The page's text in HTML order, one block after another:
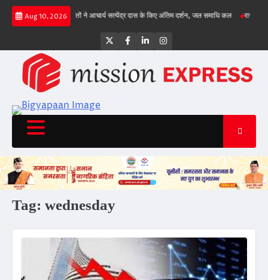
Skip
Aug 10, 2026
क्रीज पर संतों ने आचार्य सत्येंद्र दास के किए अंतिम दर्शन, जल समाधि कल राज्य सड़क
Twitter
Facebook
LinkedInInstagram
Tag: wednesday